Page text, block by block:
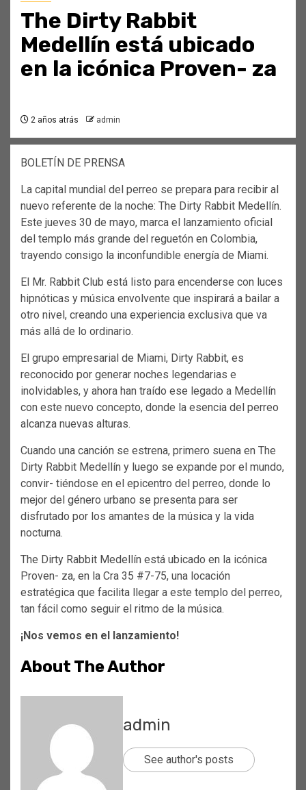
The Dirty Rabbit
Medellín está ubicado
en la icónica Proven- za
2 años atrás admin
BOLETÍN DE PRENSA
La capital mundial del perreo se prepara para recibir al
nuevo referente de la noche: The Dirty Rabbit Medellín.
Este jueves 30 de mayo, marca el lanzamiento oficial
del templo más grande del reguetón en Colombia,
trayendo consigo la inconfundible energía de Miami.
El Mr. Rabbit Club está listo para encenderse con luces
hipnóticas y música envolvente que inspirará a bailar a
otro nivel, creando una experiencia exclusiva que va
más allá de lo ordinario.
El grupo empresarial de Miami, Dirty Rabbit, es
reconocido por generar noches legendarias e
inolvidables, y ahora han traído ese legado a Medellín
con este nuevo concepto, donde la esencia del perreo
alcanza nuevas alturas.
Cuando una canción se estrena, primero suena en The
Dirty Rabbit Medellín y luego se expande por el mundo,
convir- tiéndose en el epicentro del perreo, donde lo
mejor del género urbano se presenta para ser
disfrutado por los amantes de la música y la vida
nocturna.
The Dirty Rabbit Medellín está ubicado en la icónica
Proven- za, en la Cra 35 #7-75, una locación
estratégica que facilita llegar a este templo del perreo,
tan fácil como seguir el ritmo de la música.
¡Nos vemos en el lanzamiento!
About The Author
admin
See author's posts